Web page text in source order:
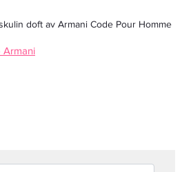
doft av Armani Code Pour Homme
Armani